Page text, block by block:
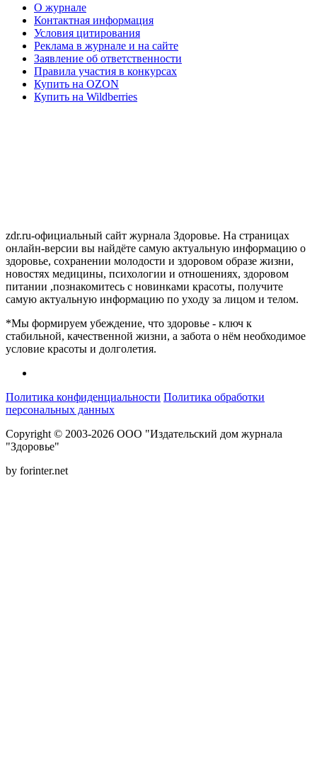
О журнале
Контактная информация
Условия цитирования
Реклама в журнале и на сайте
Заявление об ответственности
Правила участия в конкурсах
Купить на OZON
Купить на Wildberries
zdr.ru-официальный сайт журнала Здоровье. На страницах
онлайн-версии вы найдёте самую актуальную информацию о
здоровье, сохранении молодости и здоровом образе жизни,
новостях медицины, психологии и отношениях, здоровом
питании ,познакомитесь с новинками красоты, получите
самую актуальную информацию по уходу за лицом и телом.
*Мы формируем убеждение, что здоровье - ключ к
стабильной, качественной жизни, а забота о нём необходимое
условие красоты и долголетия.
Политика конфиденциальности Политика обработки
персональных данных
Copyright © 2003-2026 ООО "Издательский дом журнала
"Здоровье"
by forinter.net